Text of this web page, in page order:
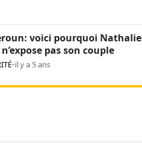
voici pourquoi Nathalie
pas son couple
•il y a 5 ans